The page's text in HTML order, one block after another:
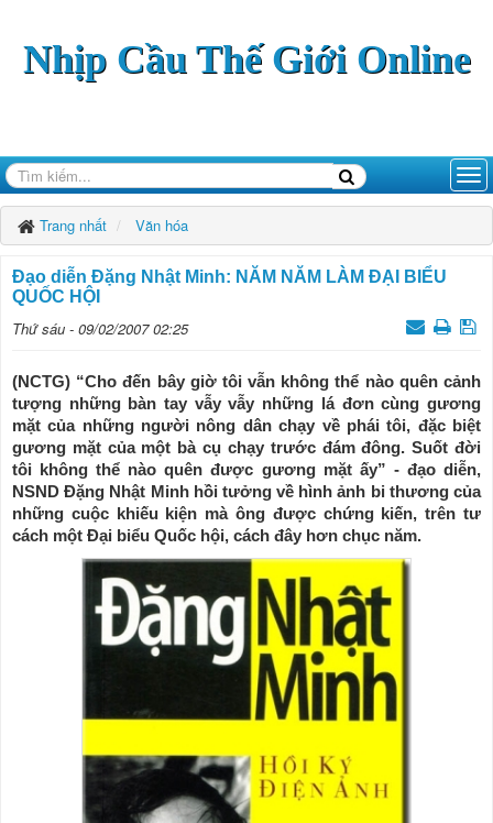
Nhịp Cầu Thế Giới Online
Trang nhất Văn hóa
Đạo diễn Đặng Nhật Minh: NĂM NĂM LÀM ĐẠI BIỂU
QUỐC HỘI
Thứ sáu - 09/02/2007 02:25
(NCTG) “Cho đến bây giờ tôi vẫn không thể nào quên cảnh
tượng những bàn tay vẫy vẫy những lá đơn cùng gương
mặt của những người nông dân chạy về phái tôi, đặc biệt
gương mặt của một bà cụ chạy trước đám đông. Suốt đời
tôi không thể nào quên được gương mặt ấy” - đạo diễn,
NSND Đặng Nhật Minh hồi tưởng về hình ảnh bi thương của
những cuộc khiếu kiện mà ông được chứng kiến, trên tư
cách một Đại biểu Quốc hội, cách đây hơn chục năm.